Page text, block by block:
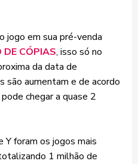
jogo em sua pré-venda
DE CÓPIAS, isso só no
da data de
são aumentam e de acordo
chegar a quase 2
Y foram os jogos mais
1 milhão de